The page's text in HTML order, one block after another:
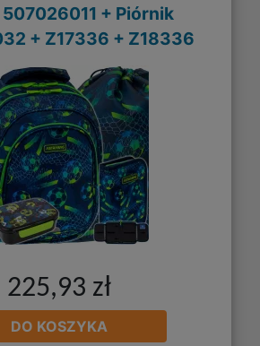
+ Piórnik
+ Z17336 + Z18336
225,93 zł
DO KOSZYKA